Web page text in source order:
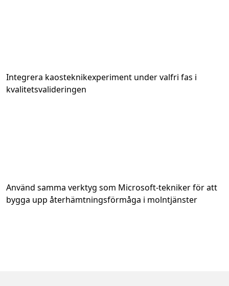
Integrera kaosteknikexperiment under valfri fas i
kvalitetsvalideringen
Använd samma verktyg som Microsoft-tekniker för att
bygga upp återhämtningsförmåga i molntjänster